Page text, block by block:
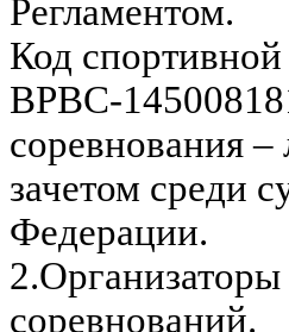
Регламентом.
Код
ВРВС-
соревнования
зачетом среди
Федерации.
соревнований.